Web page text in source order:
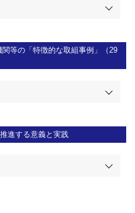
等の「特徴的な取組事例」（29
進する意義と実践